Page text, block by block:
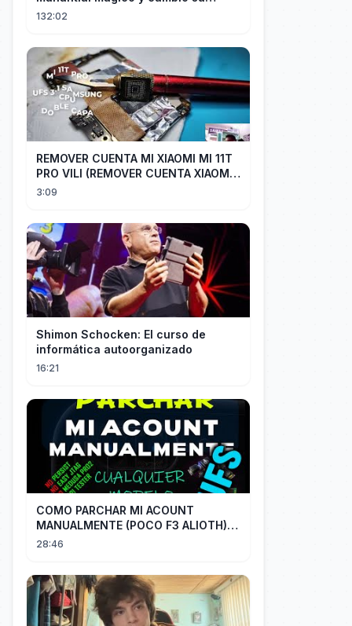
destino convirtiéndose en el más
132:02
REMOVER CUENTA MI XIAOMI MI 11T
PRO VILI (REMOVER CUENTA XIAOMI
CUALQUIER XIAOMI CON EASY JTAG)
3:09
Shimon Schocken: El curso de
informática autoorganizado
16:21
COMO PARCHAR MI ACOUNT
MANUALMENTE (POCO F3 ALIOTH)
SIN REMPLAZAR PERSIST CHIP OFF
28:46